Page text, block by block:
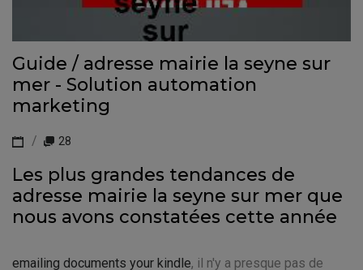
Guide / adresse mairie la seyne sur
mer - Solution automation
marketing
28
Les plus grandes tendances de
adresse mairie la seyne sur mer que
nous avons constatées cette année
emailing documents your kindle, il n'y a presque pas de